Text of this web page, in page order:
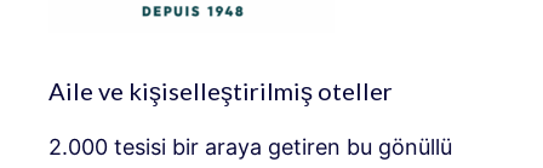
Aile ve kişiselleştirilmiş oteller
2.000 tesisi bir araya getiren bu gönüllü